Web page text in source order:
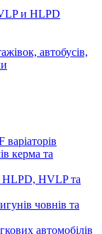
и HLPD
автобусів,
керма та
HLPD, HVLP та
човнів та
автомобілів